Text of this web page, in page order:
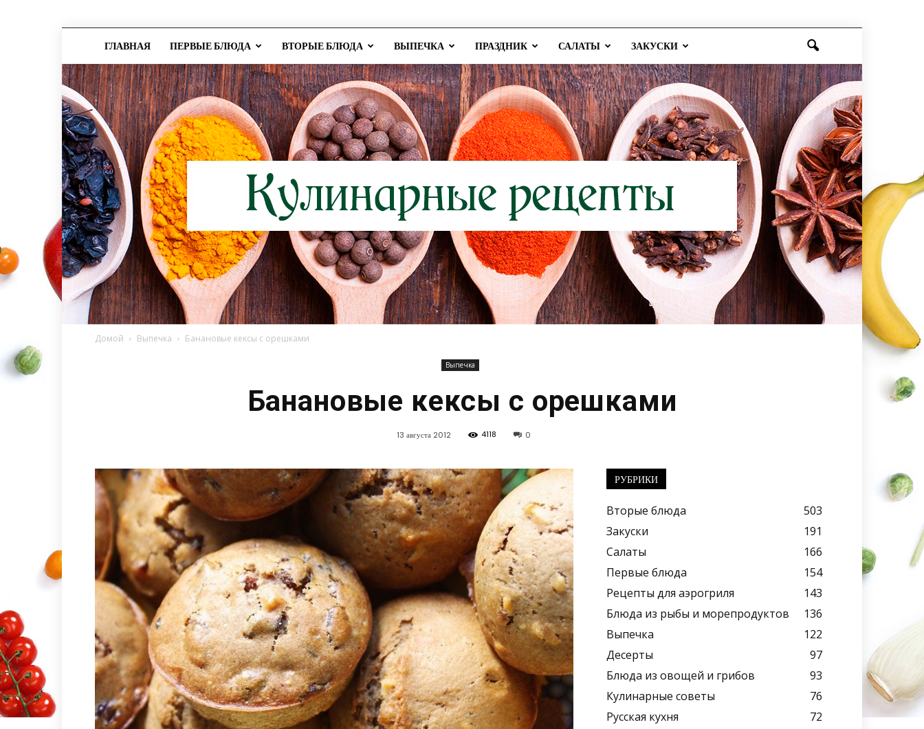
ГЛАВНАЯ ПЕРВЫЕ БЛЮДА ВТОРЫЕ БЛЮДА ВЫПЕЧКА ПРАЗДНИК САЛАТЫ ЗАКУСКИ
рецепты,
вкусные
блюда
Домой Выпечка Банановые кексы с орешками
Выпечка
Банановые кексы с орешками
13 августа 2012 4118 0
РУБРИКИ
Вторые блюда
503
Закуски
191
Салаты
166
Первые блюда
154
Рецепты для аэрогриля
143
Блюда из рыбы и морепродуктов
136
Выпечка
122
Десерты
97
Блюда из овощей и грибов
93
Кулинарные советы
76
Русская кухня
72